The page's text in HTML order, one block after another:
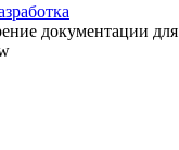
документации